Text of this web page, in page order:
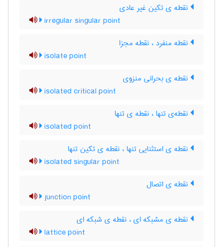
نقطه ی تکین غیر عادی
irregular singular point
نقطه منفرد ، نقطه مجزا
isolate point
نقطه ی بحرانی منزوی
isolated critical point
نقطه‌ی تنها ، نقطه ی تنها
isolated point
نقطه ی استثنایی تنها ، نقطه ی تکین تنها
isolated singular point
نقطه ی اتصال
junction point
نقطه ی مشبکه ای ، نقطه ی شبکه ای
lattice point